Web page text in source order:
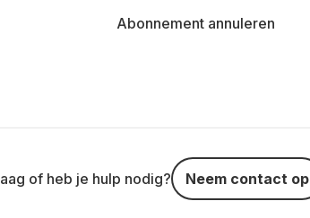
Abonnement annuleren
of heb je hulp nodig? Neem contact op